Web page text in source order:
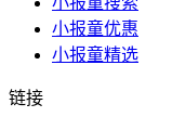
小报童优惠
小报童精选
链接